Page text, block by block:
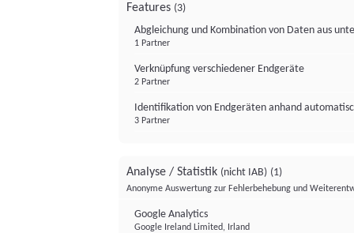
Features (3)
Abgleichung und Kombination von Daten aus
1 Partner
Verknüpfung verschiedener Endgeräte
2 Partner
Identifikation von Endgeräten anhand
3 Partner
Analyse / Statistik (nicht IAB) (1)
Anonyme Auswertung zur Fehlerbehebung und
Google Analytics
Google Ireland Limited, Irland